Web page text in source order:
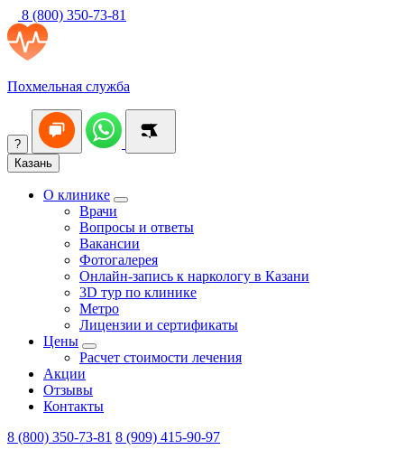
8 (800) 350-73-81
Похмельная служба
?
Казань
О клинике
Врачи
Вопросы и ответы
Вакансии
Фотогалерея
Онлайн-запись к наркологу в Казани
3D тур по клинике
Метро
Лицензии и сертификаты
Цены
Расчет стоимости лечения
Акции
Отзывы
Контакты
8 (800) 350-73-81 8 (909) 415-90-97